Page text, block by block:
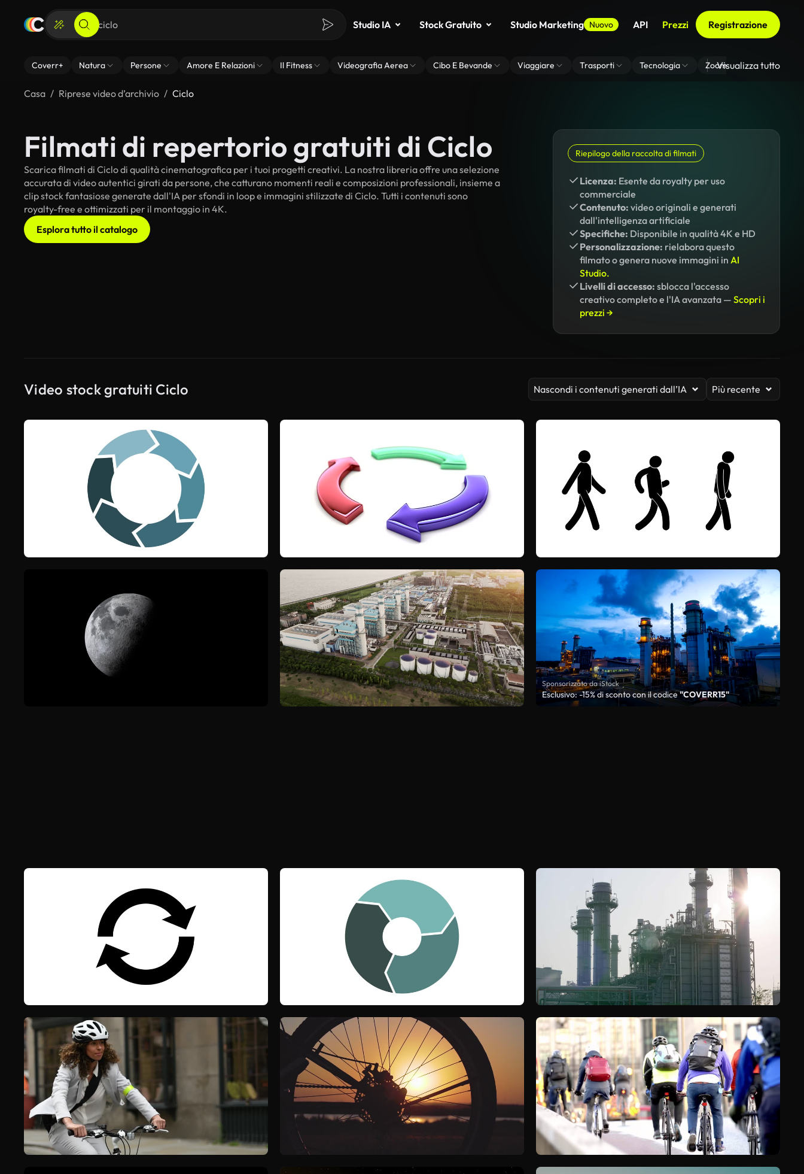
Studio IA Stock Gratuito Studio Marketing Nuovo API Prezzi Registrazione
Coverr+ Natura Persone Amore E Relazioni Il Fitness Videografia Aerea Cibo E Bevande Viaggiare Trasporti Tecnologia Zoom Di Sfondo Virtuale
Visualizza tutto
Casa Riprese video d’archivio Ciclo
Filmati di repertorio gratuiti di Ciclo
Scarica filmati di Ciclo di qualità cinematografica per i tuoi progetti creativi. La nostra libreria offre una selezione
accurata di video autentici girati da persone, che catturano momenti reali e composizioni professionali, insieme a
clip stock fantasiose generate dall'IA per sfondi in loop e immagini stilizzate di Ciclo. Tutti i contenuti sono
royalty-free e ottimizzati per il montaggio in 4K.
Esplora tutto il catalogo
Riepilogo della raccolta di filmati
Licenza: Esente da royalty per uso
commerciale
Contenuto: video originali e generati
dall'intelligenza artificiale
Specifiche: Disponibile in qualità 4K e HD
Personalizzazione: rielabora questo
filmato o genera nuove immagini in AI
Studio.
Livelli di accesso: sblocca l'accesso
creativo completo e l'IA avanzata — Scopri i
prezzi →
Video stock gratuiti Ciclo Nascondi i contenuti generati dall’IA Più recente
Sponsorizzato da iStock
Esclusivo: -15% di sconto con il codice"COVERR15"